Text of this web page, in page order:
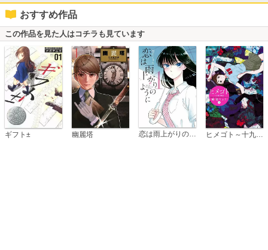
おすすめ作品
この作品を見た人はコチラも見ています
ギフト± 幽麗塔 恋は雨上がりのように